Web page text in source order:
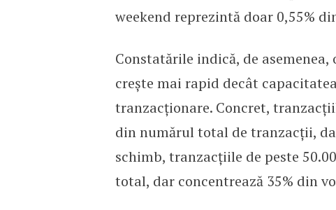
weekend reprezintă doar 0,55%
Constatările indică, de
crește mai rapid decât
tranzacționare. Concret,
din numărul total de tranzacții,
schimb, tranzacțiile de peste
total, dar concentrează 35% din